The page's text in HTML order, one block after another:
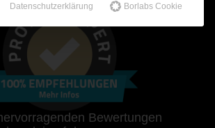
Bewertungen
Datenschutzerklärung Borlabs Cookie